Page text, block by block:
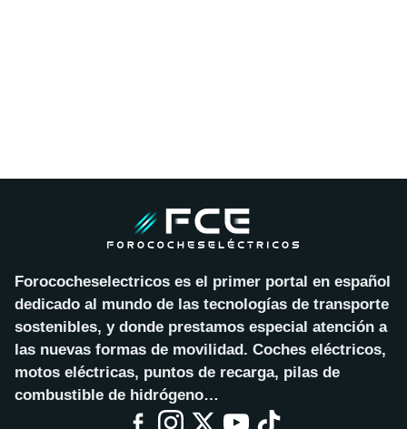
Forococheselectricos es el primer portal en español
dedicado al mundo de las tecnologías de transporte
sostenibles, y donde prestamos especial atención a
las nuevas formas de movilidad. Coches eléctricos,
motos eléctricas, puntos de recarga, pilas de
combustible de hidrógeno…